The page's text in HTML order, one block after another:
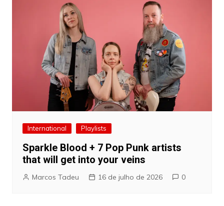
International Playlists
Sparkle Blood + 7 Pop Punk artists
that will get into your veins
Marcos Tadeu 16 de julho de 2026 0